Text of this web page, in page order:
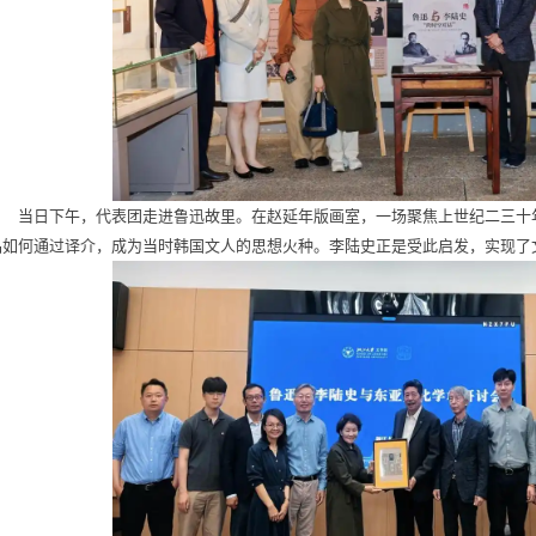
日下午，代表团走进鲁迅故里。在赵延年版画室，一场聚焦上世纪二三十
何通过译介，成为当时韩国文人的思想火种。李陆史正是受此启发，实现